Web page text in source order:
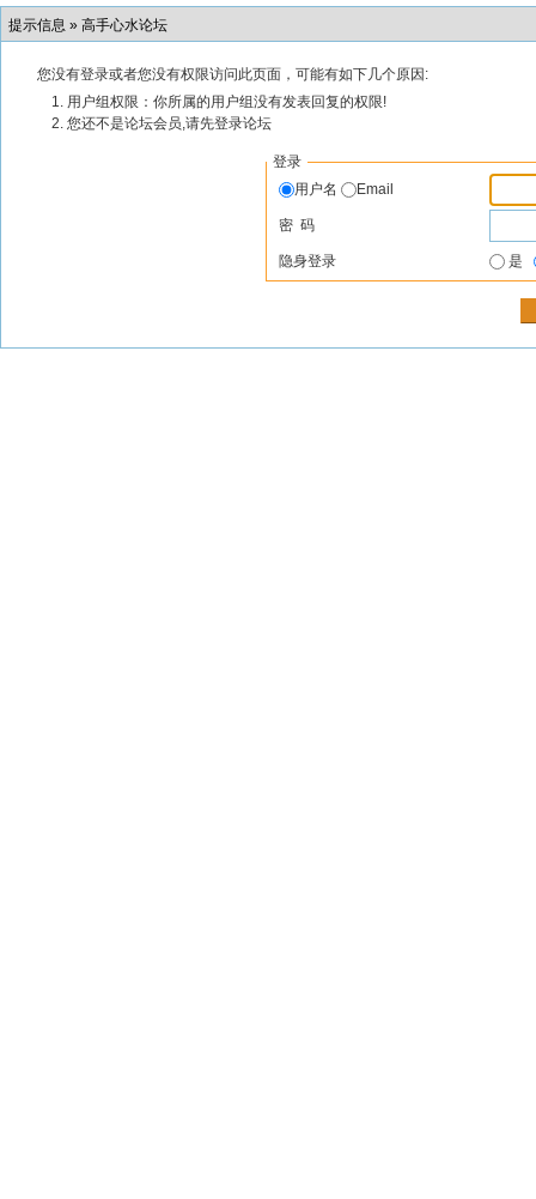
提示信息 » 高手心水论坛
您没有登录或者您没有权限访问此页面，可能有如下几个原因:
用户组权限：你所属的用户组没有发表回复的权限!
您还不是论坛会员,请先登录论坛
登录
用户名
Email
密 码
隐身登录 是